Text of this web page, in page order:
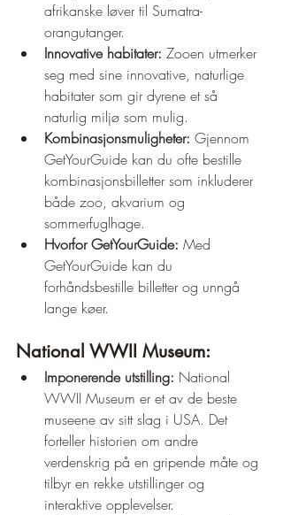
afrikanske løver til Sumatra-
orangutanger.
Innovative habitater: Zooen utmerker
seg med sine innovative, naturlige
habitater som gir dyrene et så
naturlig miljø som mulig.
Kombinasjonsmuligheter: Gjennom
GetYourGuide kan du ofte bestille
kombinasjonsbilletter som inkluderer
både zoo, akvarium og
sommerfuglhage.
Hvorfor GetYourGuide: Med
GetYourGuide kan du
forhåndsbestille billetter og unngå
lange køer.
National WWII Museum:
Imponerende utstilling: National
WWII Museum er et av de beste
museene av sitt slag i USA. Det
forteller historien om andre
verdenskrig på en gripende måte og
tilbyr en rekke utstillinger og
interaktive opplevelser.